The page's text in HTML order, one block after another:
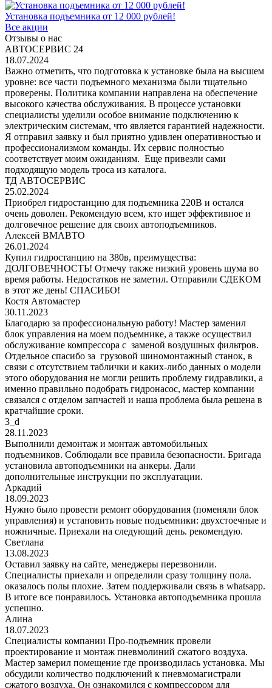
Установка подъемника от 12 000 рублей!
Все акции
Отзывы о нас
АВТОСЕРВИС 24
18.07.2024
Важно отметить, что подготовка к установке была на высшем
уровне: все части подъемного механизма были тщательно
проверены. Политика компании направлена на обеспечение
высокого качества обслуживания. В процессе установки
специалисты уделили особое внимание подключению к
электрическим системам, что является гарантией надежности.
Я отправил заявку и был приятно удивлен оперативностью и
профессионализмом команды. Их сервис полностью
соответствует моим ожиданиям. Еще привезли сами
подходящую модель троса из каталога.
ТД АВТОСЕРВИС
25.02.2024
Приобрел гидростанцию для подъемника 220В и остался
очень доволен. Рекомендую всем, кто ищет эффективное и
долговечное решение для своих автоподъемников.
Алексей ВМАВТО
26.01.2024
Купил гидростанцию на 380в, преимущества:
ДОЛГОВЕЧНОСТЬ! Отмечу также низкий уровень шума во
время работы. Недостатков не заметил. Отправили СДЕКОМ
в этот же день! СПАСИБО!
Костя Автомастер
30.11.2023
Благодарю за профессиональную работу! Мастер заменил
блок управления на моем подъемнике, а также осуществил
обслуживание компрессора с заменой воздушных фильтров.
Отдельное спасибо за грузовой шиномонтажный станок, в
связи с отсутствием таблички и каких-либо данных о модели
этого оборудования не могли решить проблему гидравлики, а
именно правильно подобрать гидронасос, мастер компании
связался с отделом запчастей и наша проблема была решена в
кратчайшие сроки.
3_d
28.11.2023
Выполнили демонтаж и монтаж автомобильных
подъемников. Соблюдали все правила безопасности. Бригада
установила автоподъемники на анкеры. Дали
дополнительные инструкции по эксплуатации.
Аркадий
18.09.2023
Нужно было провести ремонт оборудования (поменяли блок
управления) и установить новые подъемники: двухстоечные и
ножничные. Приехали на следующий день. рекомендую.
Светлана
13.08.2023
Оставил заявку на сайте, менеджеры перезвонили.
Специалисты приехали и определили сразу толщину пола.
оказалось полы плохие. Затем поддерживали связь в whatsapp.
В итоге все понравилось. Установка автоподъемника прошла
успешно.
Алина
18.07.2023
Специалисты компании Про-подъемник провели
проектирование и монтаж пневмолиний сжатого воздуха.
Мастер замерил помещение где производилась установка. Мы
обсудили количество подключений к пневмомагистрали
сжатого воздуха. Он ознакомился с компрессором для